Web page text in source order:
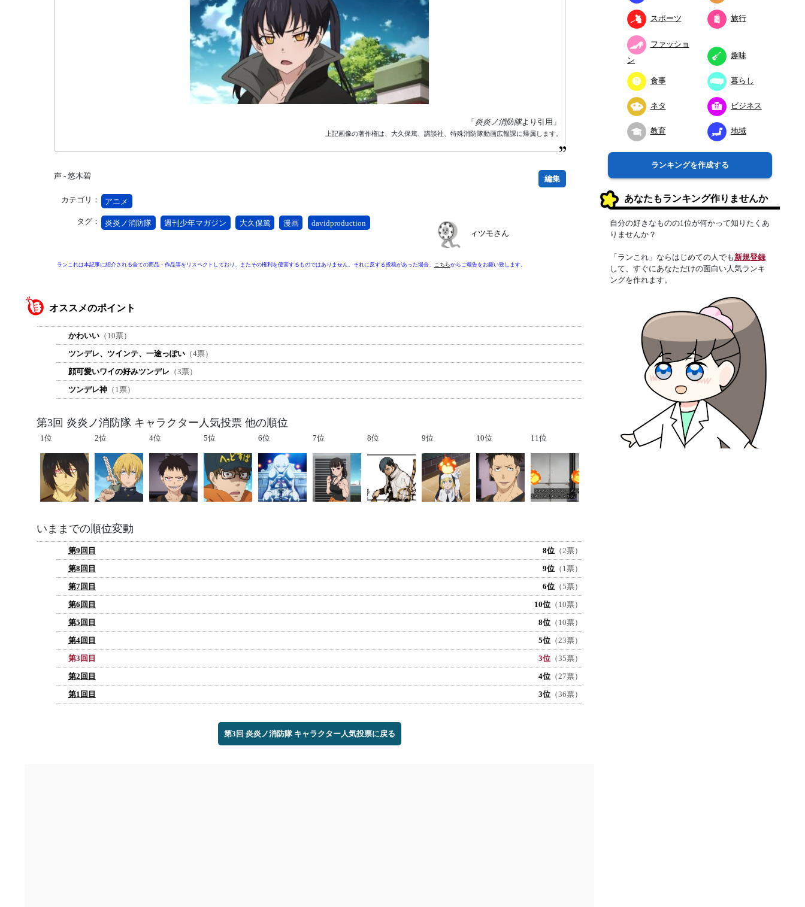
「 炎炎ノ消防隊より引用」
上記画像の著作権は、大久保篤、講談社、特殊消防隊動画広報課に帰属します。
声 - 悠木碧
カテゴリ： アニメ
タグ： 炎炎ノ消防隊 週刊少年マガジン 大久保篤 漫画 davidproduction
編集
ィツモさん
ランこれは本記事に紹介される全ての商品・作品等をリスペクトしており、またその権利を侵害するものではありません。それに反する投稿があった場合、 こちらからご報告をお願い致します。
オススメのポイント
かわいい （10票）
ツンデレ、ツインテ、一途っぽい （4票）
顔可愛いワイの好みツンデレ （3票）
ツンデレ神 （1票）
第3回 炎炎ノ消防隊 キャラクター人気投票 他の順位
1位 2位 4位 5位 6位 7位 8位 9位 10位 11位
いままでの順位変動
第9回目 8位 （2票）
第8回目
9位 （1票）
第7回目
6位 （5票）
第6回目
10位 （10票）
第5回目
8位 （10票）
第4回目
5位 （23票）
第3回目
3位 （35票）
第2回目
4位 （27票）
第1回目
3位 （36票）
第3回 炎炎ノ消防隊 キャラクター人気投票に戻る
スポーツ 旅行
ファッショ
ン
趣味
食事 暮らし
ネタ ビジネス
教育 地域
ランキングを作成する
あなたもランキング作りませんか
自分の好きなものの1位が何かって知りたくあ
りませんか？
「ランこれ」ならはじめての人でも新規登録
して、すぐにあなただけの面白い人気ランキ
ングを作れます。